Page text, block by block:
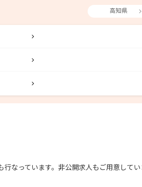
高知県
なっています。非公開求人もご用意して